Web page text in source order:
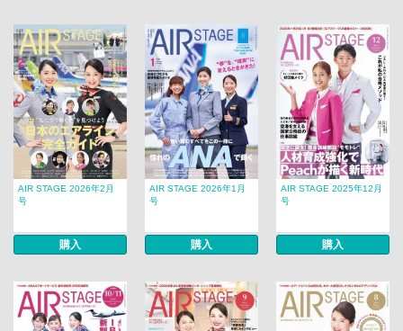
AIR STAGE 2026年2月
号
購入
AIR STAGE 2026年1月
号
購入
AIR STAGE 2025年12月
号
購入